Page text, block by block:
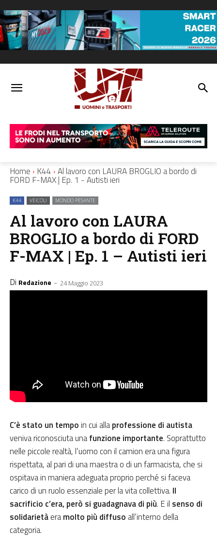
Home K44 Al lavoro con LAURA BROGLIO a bordo di
FORD F-MAX | Ep. 1 - Autisti ieri
K44 VEICOLI MONDO PESANTE
Al lavoro con LAURA
BROGLIO a bordo di FORD
F-MAX | Ep. 1 – Autisti ieri
Di Redazione - 24 Maggio 2023
C’è stato un tempoin cui allaprofessione di autista
veniva riconosciuta unafunzione importante. Soprattutto
nelle piccole realtà, l’uomo con il camion era una figura
rispettata, al pari di una maestra o di un farmacista, che si
ospitava in maniera adeguata proprio perché si faceva
carico di un ruolo essenziale per la vita collettiva. Il
sacrificio c’era, però si guadagnava di più. E il senso di
solidarietàeramolto più diffuso all’interno della
categoria.